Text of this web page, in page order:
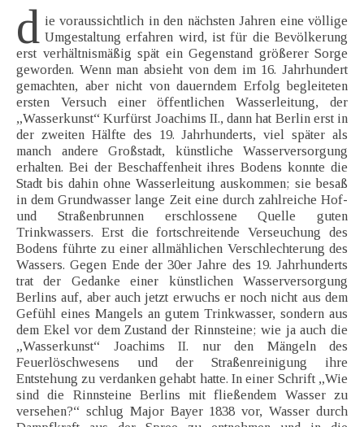
d ie voraussichtlich in den nächsten Jahren eine völlige
Umgestaltung erfahren wird, ist für die Bevölkerung
erst verhältnismäßig spät ein Gegenstand größerer Sorge
geworden. Wenn man absieht von dem im 16. Jahrhundert
gemachten, aber nicht von dauerndem Erfolg begleiteten
ersten Versuch einer öffentlichen Wasserleitung, der
„Wasserkunst“ Kurfürst Joachims II., dann hat Berlin erst in
der zweiten Hälfte des 19. Jahrhunderts, viel später als
manch andere Großstadt, künstliche Wasserversorgung
erhalten. Bei der Beschaffenheit ihres Bodens konnte die
Stadt bis dahin ohne Wasserleitung auskommen; sie besaß
in dem Grundwasser lange Zeit eine durch zahlreiche Hof-
und Straßenbrunnen erschlossene Quelle guten
Trinkwassers. Erst die fortschreitende Verseuchung des
Bodens führte zu einer allmählichen Verschlechterung des
Wassers. Gegen Ende der 30er Jahre des 19. Jahrhunderts
trat der Gedanke einer künstlichen Wasserversorgung
Berlins auf, aber auch jetzt erwuchs er noch nicht aus dem
Gefühl eines Mangels an gutem Trinkwasser, sondern aus
dem Ekel vor dem Zustand der Rinnsteine; wie ja auch die
„Wasserkunst“ Joachims II. nur den Mängeln des
Feuerlöschwesens und der Straßenreinigung ihre
Entstehung zu verdanken gehabt hatte. In einer Schrift „Wie
sind die Rinnsteine Berlins mit fließendem Wasser zu
versehen?“ schlug Major Bayer 1838 vor, Wasser durch